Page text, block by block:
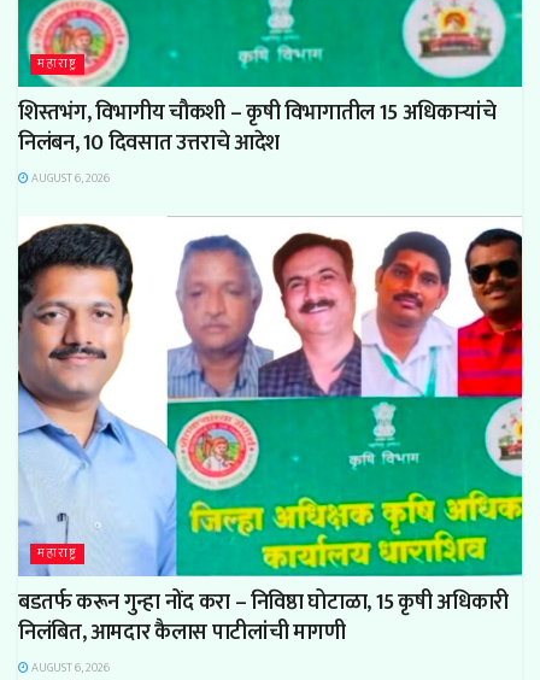
महाराष्ट्र
शिस्तभंग, विभागीय चौकशी – कृषी विभागातील 15 अधिकाऱ्यांचे
निलंबन, 10 दिवसात उत्तराचे आदेश
AUGUST 6, 2026
महाराष्ट्र
बडतर्फ करून गुन्हा नोंद करा – निविष्ठा घोटाळा, 15 कृषी अधिकारी
निलंबित, आमदार कैलास पाटीलांची मागणी
AUGUST 6, 2026